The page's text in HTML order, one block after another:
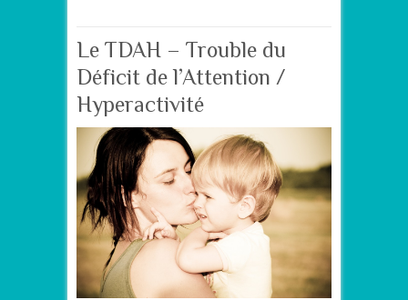
Le TDAH – Trouble du
Déficit de l’Attention /
Hyperactivité